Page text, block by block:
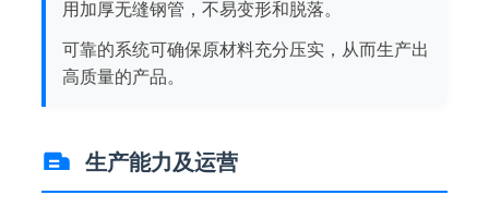
用加厚无缝钢管，不易变形和脱落。
可靠的系统可确保原材料充分压实，从而生产出
高质量的产品。
生产能力及运营